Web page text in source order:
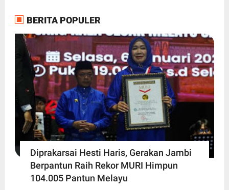
BERITA POPULER
Diprakarsai Hesti Haris, Gerakan Jambi
Berpantun Raih Rekor MURI Himpun
104.005 Pantun Melayu